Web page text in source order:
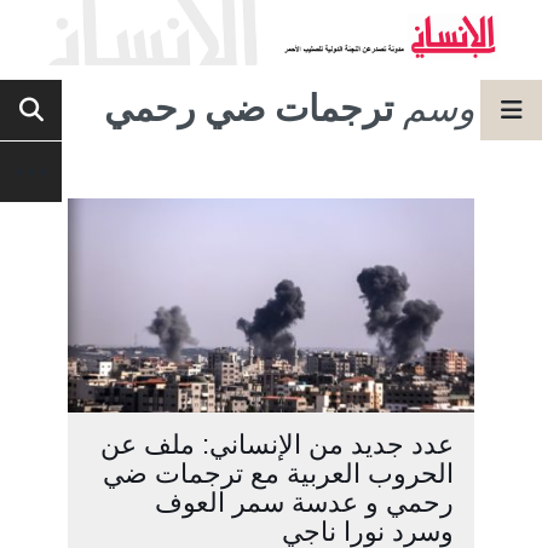
وسم ترجمات ضي رحمي
عدد جديد من الإنساني: ملف عن
الحروب العربية مع ترجمات ضي
رحمي و عدسة سمر العوف
وسرد نورا ناجي